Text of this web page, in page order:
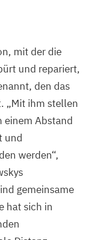
mit der die
und repariert,
den das
„Mit ihm stellen
einem Abstand
und
werden“,
gemeinsame
hat sich in